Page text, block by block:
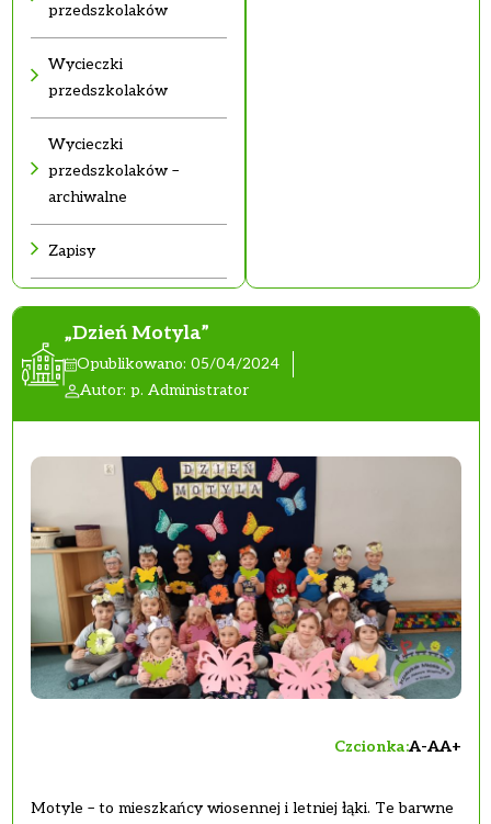
„Dzień Motyla”
Opublikowano: 05/04/2024
Autor: p. Administrator
Czcionka:A-AA+
Motyle – to mieszkańcy wiosennej i letniej łąki. Te barwne
przedszkolaków
Wycieczki
przedszkolaków
Wycieczki
przedszkolaków –
archiwalne
Zapisy